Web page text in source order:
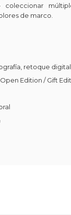
de marco.
retoque digital
Edition / Gift